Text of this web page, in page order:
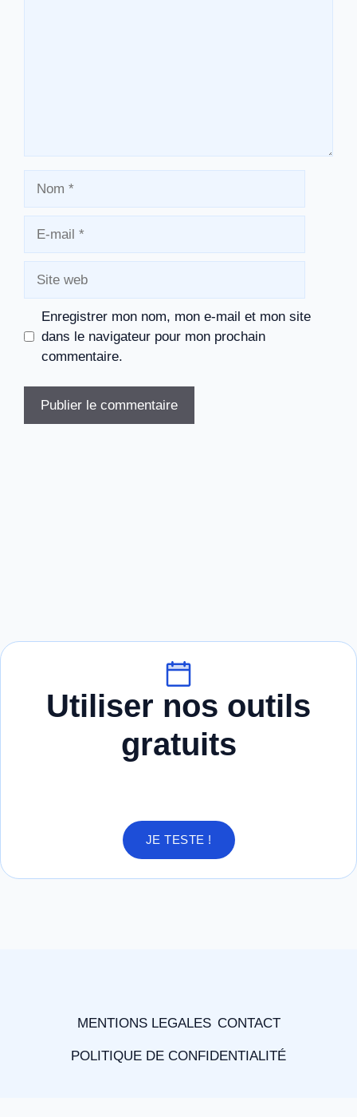
Enregistrer mon nom, mon e-mail et mon site
dans le navigateur pour mon prochain
commentaire.
Utiliser nos outils
gratuits
JE TESTE !
MENTIONS LEGALES CONTACT
POLITIQUE DE CONFIDENTIALITÉ